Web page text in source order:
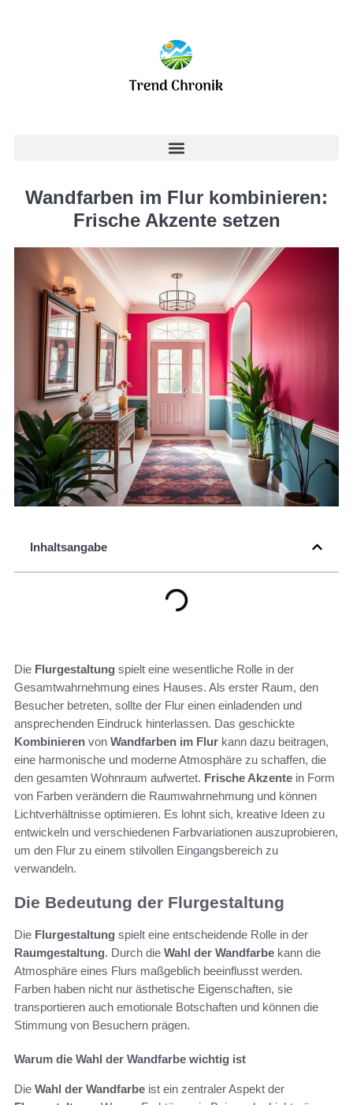
Wandfarben im Flur kombinieren:
Frische Akzente setzen
Inhaltsangabe
Die Flurgestaltung spielt eine wesentliche Rolle in der
Gesamtwahrnehmung eines Hauses. Als erster Raum, den
Besucher betreten, sollte der Flur einen einladenden und
ansprechenden Eindruck hinterlassen. Das geschickte
Kombinieren von Wandfarben im Flur kann dazu beitragen,
eine harmonische und moderne Atmosphäre zu schaffen, die
den gesamten Wohnraum aufwertet. Frische Akzente in Form
von Farben verändern die Raumwahrnehmung und können
Lichtverhältnisse optimieren. Es lohnt sich, kreative Ideen zu
entwickeln und verschiedenen Farbvariationen auszuprobieren,
um den Flur zu einem stilvollen Eingangsbereich zu
verwandeln.
Die Bedeutung der Flurgestaltung
Die Flurgestaltung spielt eine entscheidende Rolle in der
Raumgestaltung. Durch die Wahl der Wandfarbe kann die
Atmosphäre eines Flurs maßgeblich beeinflusst werden.
Farben haben nicht nur ästhetische Eigenschaften, sie
transportieren auch emotionale Botschaften und können die
Stimmung von Besuchern prägen.
Warum die Wahl der Wandfarbe wichtig ist
Die Wahl der Wandfarbe ist ein zentraler Aspekt der